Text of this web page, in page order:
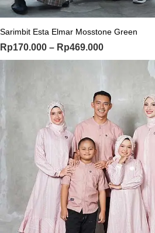
Sarimbit Esta Elmar Mosstone Green
Rp170.000 – Rp469.000